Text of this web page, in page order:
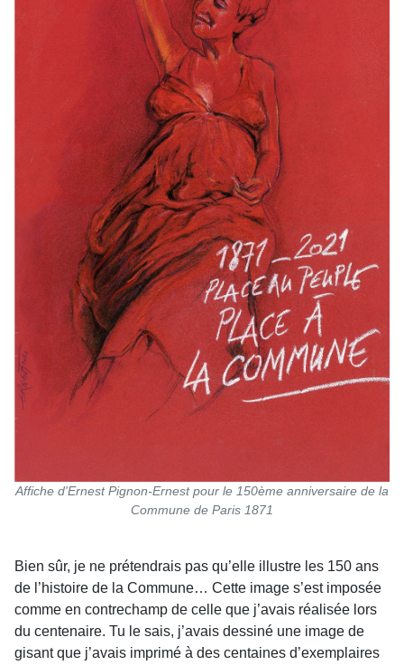
Affiche d'Ernest Pignon-Ernest pour le 150ème anniversaire de la
Commune de Paris 1871
Bien sûr, je ne prétendrais pas qu’elle illustre les 150 ans
de l’histoire de la Commune… Cette image s’est imposée
comme en contrechamp de celle que j’avais réalisée lors
du centenaire. Tu le sais, j’avais dessiné une image de
gisant que j’avais imprimé à des centaines d’exemplaires